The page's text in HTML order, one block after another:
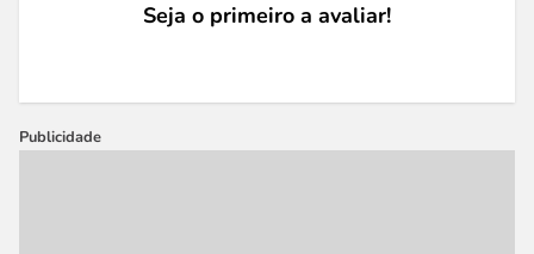
Seja o primeiro a avaliar!
Publicidade